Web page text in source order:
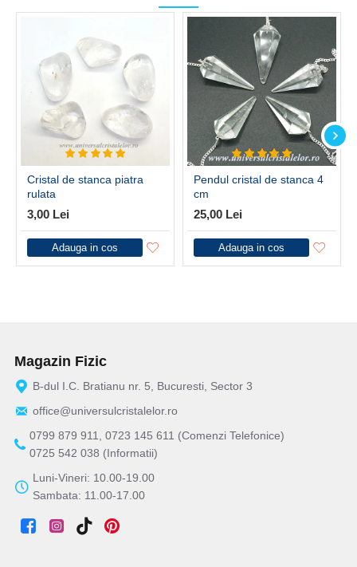
Cristal de stanca piatra
rulata
3,00 Lei
Adauga in cos
Pendul cristal de stanca 4
cm
25,00 Lei
Adauga in cos
Magazin Fizic
B-dul I.C. Bratianu nr. 5, Bucuresti, Sector 3
office@universulcristalelor.ro
0799 879 911, 0723 145 611 (Comenzi Telefonice)
0725 542 038 (Informatii)
Luni-Vineri: 10.00-19.00
Sambata: 11.00-17.00